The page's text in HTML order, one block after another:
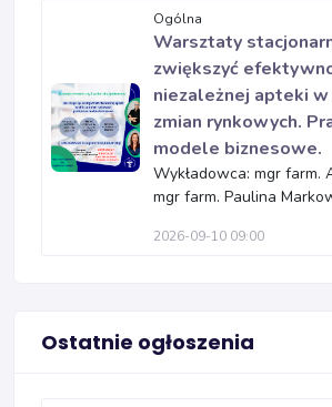
Ogólna
Warsztaty
zwiększyć
niezależnej apteki
zmian rynkowych.
modele biznesowe.
Wykładowca: mgr farm.
mgr farm. Paulina
2026-09-10 09:00
Ostatnie ogłoszenia